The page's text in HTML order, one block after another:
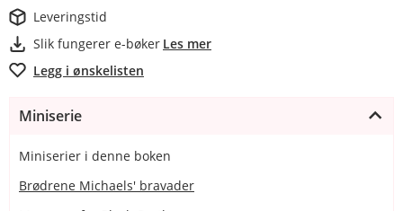
Leveringstid
Slik fungerer e-bøker Les mer
Legg i ønskelisten
Miniserie
Miniserier i denne boken
Brødrene Michaels' bravader